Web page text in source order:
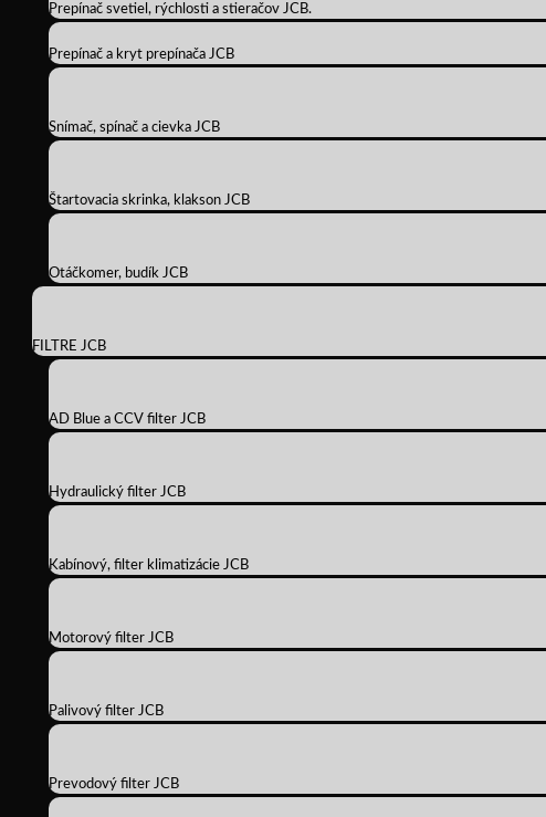
Prepínač svetiel, rýchlosti a stieračov JCB.
Prepínač a kryt prepínača JCB
Snímač, spínač a cievka JCB
Štartovacia skrinka, klakson JCB
Otáčkomer, budík JCB
FILTRE JCB
AD Blue a CCV filter JCB
Hydraulický filter JCB
Kabínový, filter klimatizácie JCB
Motorový filter JCB
Palivový filter JCB
Prevodový filter JCB